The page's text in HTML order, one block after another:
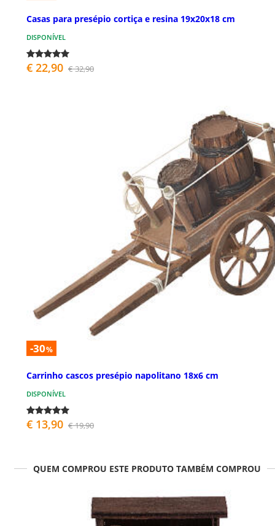
Casas para presépio cortiça e resina 19x20x18 cm
DISPONÍVEL
€ 22,90 € 32,90
-30%
Carrinho cascos presépio napolitano 18x6 cm
DISPONÍVEL
€ 13,90 € 19,90
QUEM COMPROU ESTE PRODUTO TAMBÉM COMPROU